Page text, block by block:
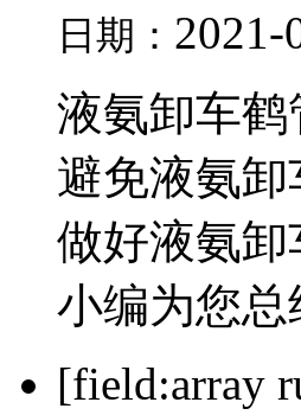
日期： 2021-
液氨卸车
避免液氨
做好液氨
小编为您
[field:array